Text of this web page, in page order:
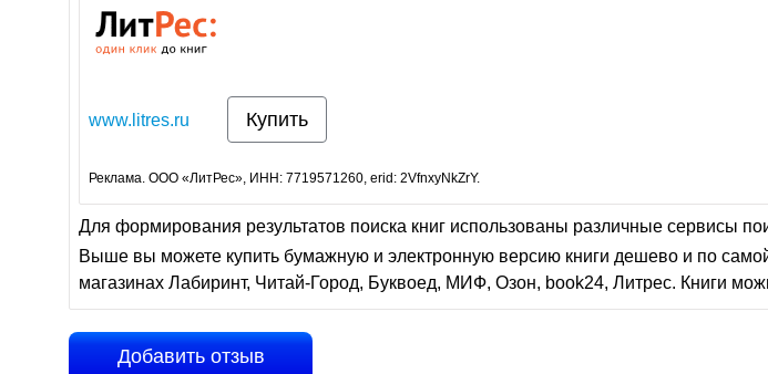
www.litres.ru Купить
Реклама. ООО «ЛитРес», ИНН: 7719571260, erid: 2VfnxyNkZrY.
Для формирования результатов поиска книг использованы различные сервисы
Выше вы можете купить бумажную и электронную версию книги дешево и по
магазинах Лабиринт, Читай-Город, Буквоед, МИФ, Озон, book24, Литрес. Книги
Добавить отзыв